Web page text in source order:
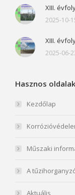
XIII.
2025-10-
XIII.
2025-06-
Hasznos oldalak
Kezdőlap
Műszaki
A
Aktuális